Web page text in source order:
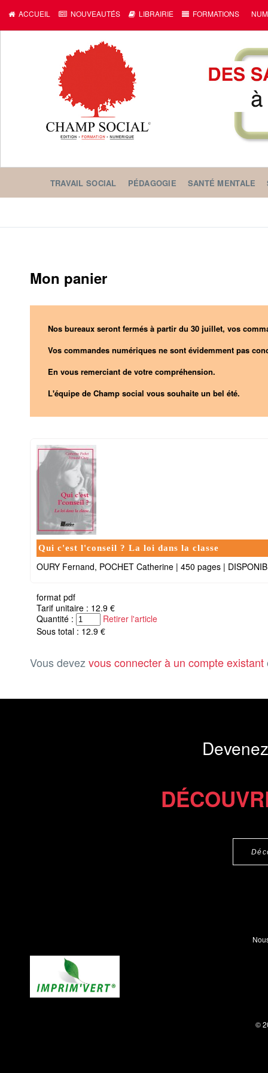
ACCUEIL NOUVEAUTÉS LIBRAIRIE FORMATIONS
TRAVAIL SOCIAL PÉDAGOGIE SANTÉ MENTALE
Mon panier
Nos bureaux seront fermés à partir du 30 juillet, vos
Vos commandes numériques ne sont évidemment pas
En vous remerciant de votre compréhension.
L'équipe de Champ social vous souhaite un bel été.
Qui c'est l'conseil ? La loi dans la classe
OURY Fernand, POCHET Catherine | 450 pages |
format pdf
Tarif unitaire : 12.9 €
Quantité :
Retirer l'article
Sous total : 12.9 €
Vous devez vous connecter à un compte existant
©